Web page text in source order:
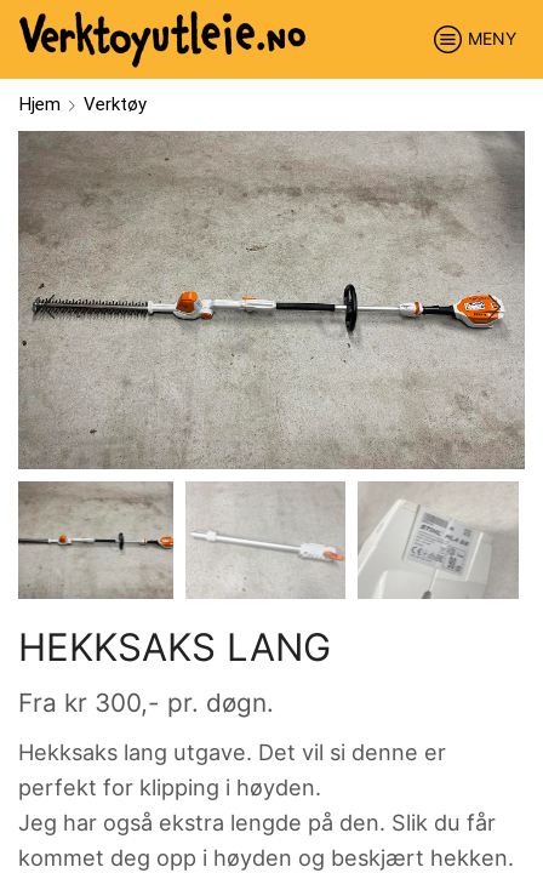
MENY
Hjem Verktøy
HEKKSAKS LANG
Fra kr 300,- pr. døgn.
Hekksaks lang utgave. Det vil si denne er
perfekt for klipping i høyden.
Jeg har også ekstra lengde på den. Slik du får
kommet deg opp i høyden og beskjært hekken.